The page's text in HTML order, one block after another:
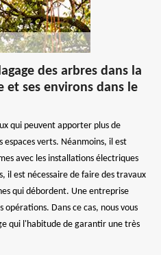
des arbres dans la
et ses environs dans le
qui peuvent apporter plus de
espaces verts. Néanmoins, il est
avec les installations électriques
il est nécessaire de faire des travaux
qui débordent. Une entreprise
Dans ce cas, nous vous
qui l'habitude de garantir une très